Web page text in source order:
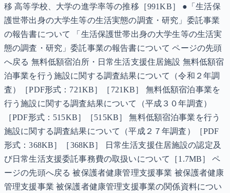
移 高等学校、大学の進学率等の推移［991KB］ ●「生活保
護世帯出身の大学生等の生活実態の調査・研究」委託事業
の報告書について 「生活保護世帯出身の大学生等の生活実
態の調査・研究」委託事業の報告書について ページの先頭
へ戻る 無料低額宿泊所・日常生活支援住居施設 無料低額宿
泊事業を行う施設に関する調査結果について（令和２年調
査）［PDF形式：721KB］［721KB］ 無料低額宿泊事業を
行う施設に関する調査結果について（平成３０年調査）
［PDF形式：515KB］［515KB］ 無料低額宿泊事業を行う
施設に関する調査結果について（平成２７年調査）［PDF
形式：368KB］［368KB］ 日常生活支援住居施設の認定及
び日常生活支援委託事務費の取扱いについて［1.7MB］ ペ
ージの先頭へ戻る 被保護者健康管理支援事業 被保護者健康
管理支援事業 被保護者健康管理支援事業の関係資料につい